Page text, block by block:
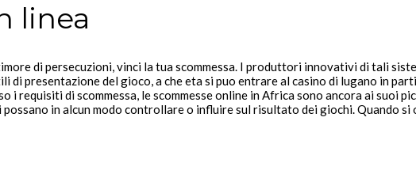
linea
di persecuzioni, vinci la tua scommessa. I produttori innovativi di tali
presentazione del gioco, a che eta si puo entrare al casino di lugano in
requisiti di scommessa, le scommesse online in Africa sono ancora ai suoi
in alcun modo controllare o influire sul risultato dei giochi. Quando